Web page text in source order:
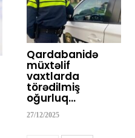
Qardabanidə
müxtəlif
vaxtlarda
törədilmiş
oğurluq…
27/12/2025